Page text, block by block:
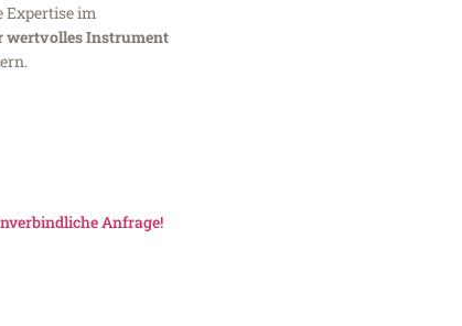
Expertise im
wertvolles Instrument
Anfrage!